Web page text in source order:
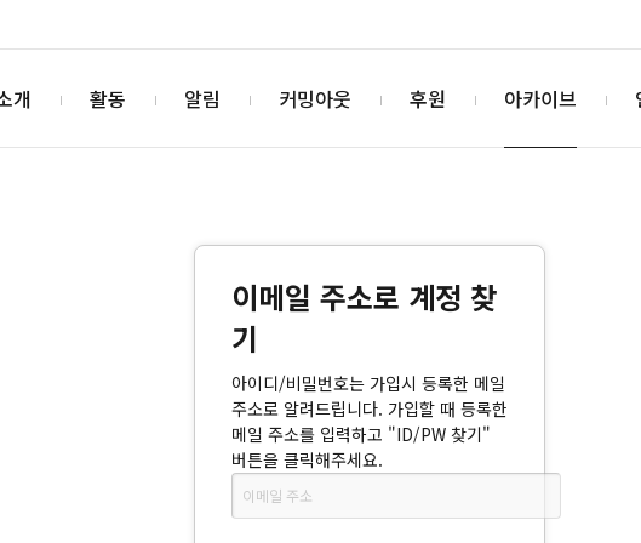
개 활동 알림 커밍아웃 후원 아카이브
이메일 주소로 계정 찾
기
아이디/비밀번호는 가입시 등록한 메일
주소로 알려드립니다. 가입할 때 등록한
메일 주소를 입력하고 "ID/PW 찾기"
버튼을 클릭해주세요.